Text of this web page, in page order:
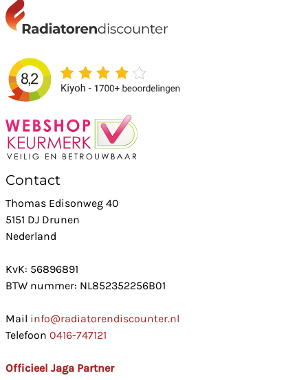
Contact
Thomas Edisonweg 40
5151 DJ Drunen
Nederland
KvK: 56896891
BTW nummer: NL852352256B01
Mail info@radiatorendiscounter.nl
Telefoon 0416-747121
Officieel Jaga Partner